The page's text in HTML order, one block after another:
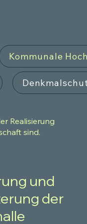
Kommunale
Realisierung
sind.
und
der